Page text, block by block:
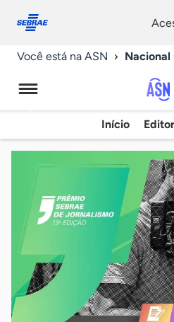
conosco
Você está na ASN Nacional
de
Início